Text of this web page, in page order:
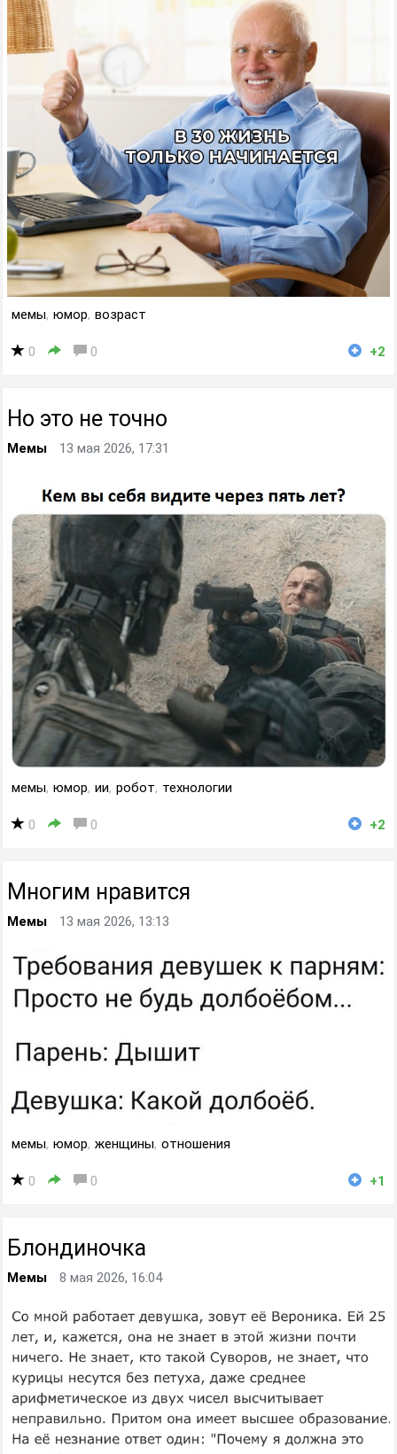
мемы, юмор, возраст
0 0 +2
Но это не точно
Мемы 13 мая 2026, 17:31
мемы, юмор, ии, робот, технологии
0 0 +2
Многим нравится
Мемы 13 мая 2026, 13:13
мемы, юмор, женщины, отношения
0 0 +1
Блондиночка
Мемы 8 мая 2026, 16:04